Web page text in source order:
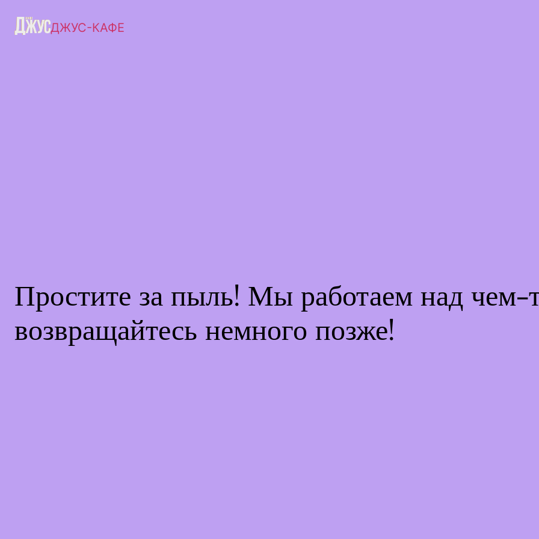
ДЖУС-КАФЕ
Простите за пыль! Мы работаем над
возвращайтесь немного позже!